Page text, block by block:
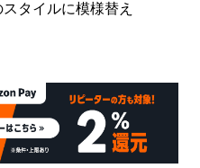
タイルに模様替え